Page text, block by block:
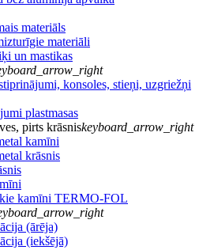
materiāls
materiāli
un mastikas
konsoles, stieņi, uzgriežņi
plastmasas
pirts krāsniskeyboard_arrow_right
kamīni
krāsnis
kamīni TERMO-FOL
(ārēja)
(iekšējā)